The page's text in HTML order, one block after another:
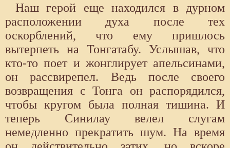
Наш герой еще находился в дурном
расположении духа после тех
оскорблений, что ему пришлось
вытерпеть на Тонгатабу. Услышав, что
кто-то поет и жонглирует апельсинами,
он рассвирепел. Ведь после своего
возвращения с Тонга он распорядился,
чтобы кругом была полная тишина. И
теперь Синилау велел слугам
немедленно прекратить шум. На время